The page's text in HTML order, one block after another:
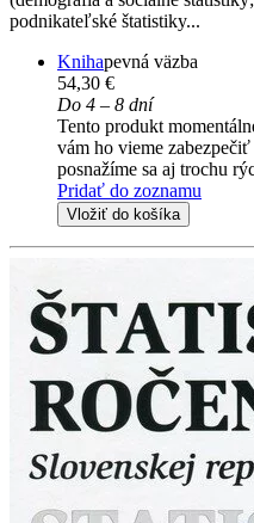
podnikateľské štatistiky...
Knihapevná väzba
54,30 €
Do 4 – 8 dní
Tento produkt
vám ho vieme
posnažíme sa aj trochu
Pridať do zoznamu
Vložiť do košíka